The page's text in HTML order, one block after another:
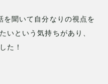
聞いて自分なりの視点を
いという気持ちがあり、
た！